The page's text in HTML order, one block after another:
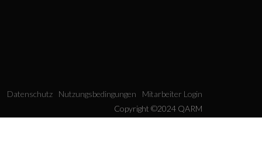
Datenschutz Nutzungsbedingungen
Mitarbeiter Login
Copyright ©2024 QARM